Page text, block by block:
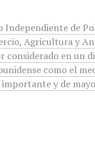
Independiente de
Agricultura y
considerado en un
como el
y de